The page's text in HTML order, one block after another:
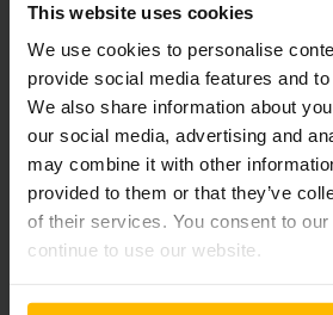
This website uses cookies
We use cookies to personalise
provide social media features and
We also share information about
our social media, advertising and
may combine it with other
provided to them or that they’ve
of their services. You consent to
continue to use our website.
flexibilité, le STC constitue un véritable
performance et le meilleur
du marché actuel. Aucun
de sa catégorie n'atteint son
dit Erlach.
Plus de sécurité et d’efficacité
La sécurité constituera un autre point
Jungheinrich sur le salon. Jungheinrich
objectif de contribuer grâce à ses